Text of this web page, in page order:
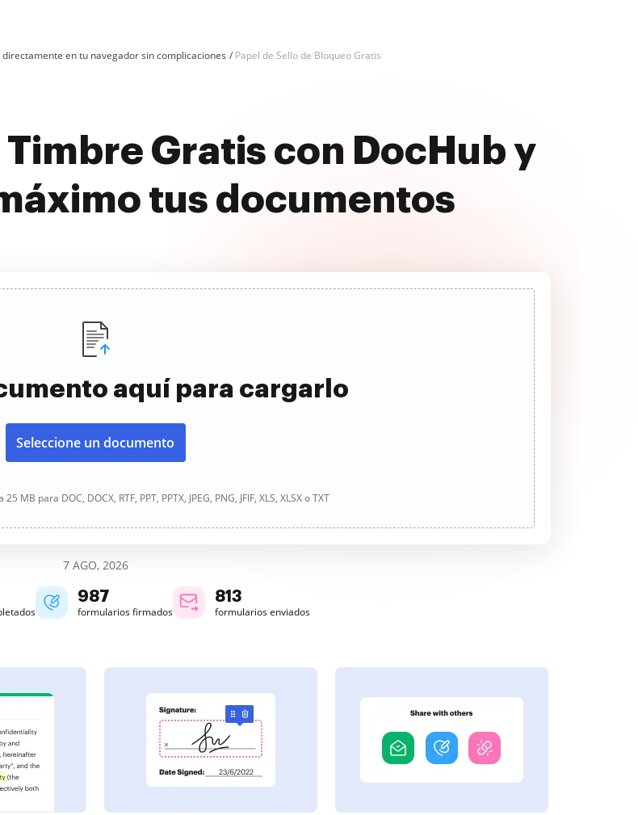
en tu navegador sin complicaciones Papel de Sello de Bloqueo Gratis
Timbre Gratis con DocHub y
tus documentos
aquí para cargarlo
Seleccione un documento
MB para DOC, DOCX, RTF, PPT, PPTX, JPEG, PNG, JFIF, XLS, XLSX o TXT
7 AGO, 2026
987
formularios firmados
813
formularios enviados